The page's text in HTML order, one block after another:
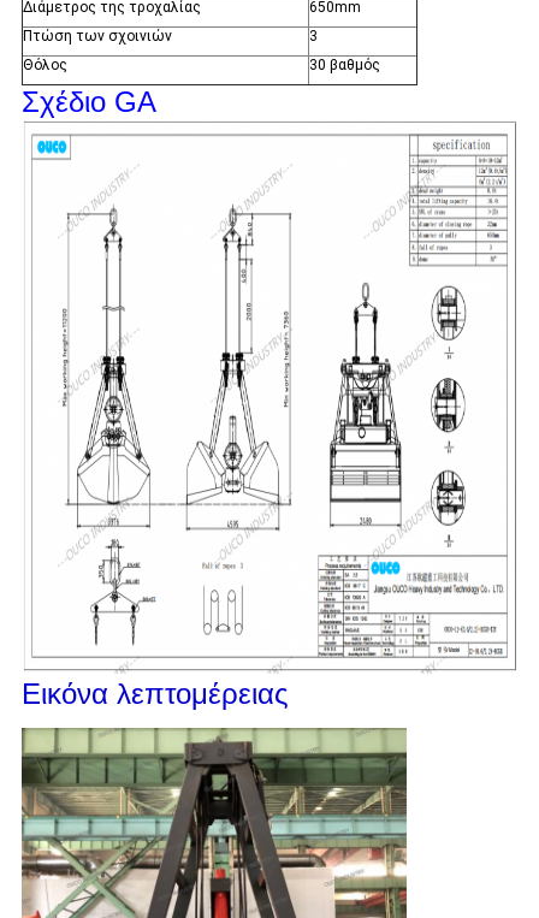
Διάμετρος της τροχαλίας
650mm
Πτώση των σχοινιών
3
Θόλος
30 βαθμός
Σχέδιο GA
Εικόνα λεπτομέρειας